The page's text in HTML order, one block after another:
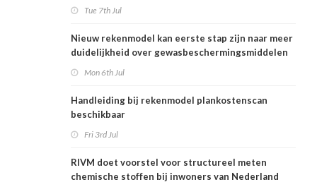
Tue 7th Jul
Nieuw rekenmodel kan eerste stap zijn naar meer
duidelijkheid over gewasbeschermingsmiddelen
Mon 6th Jul
Handleiding bij rekenmodel plankostenscan
beschikbaar
Fri 3rd Jul
RIVM doet voorstel voor structureel meten
chemische stoffen bij inwoners van Nederland